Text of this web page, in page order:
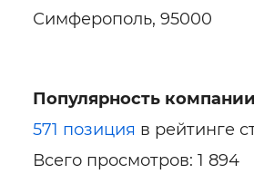
Симферополь, 95000
Популярность компании
571 позиция в рейтинге
Всего просмотров: 1 894